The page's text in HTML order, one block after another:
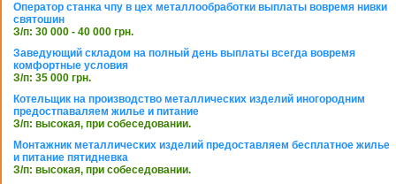
Оператор станка чпу в цех металлообработки выплаты вовремя нивки
святошин
З/п: 30 000 - 40 000 грн.
Заведующий складом на полный день выплаты всегда вовремя
комфортные условия
З/п: 35 000 грн.
Котельщик на производство металлических изделий иногородним
предостпаваляем жилье и питание
З/п: высокая, при собеседовании.
Монтажник металлических изделий предоставляем бесплатное жилье
и питание пятидневка
З/п: высокая, при собеседовании.